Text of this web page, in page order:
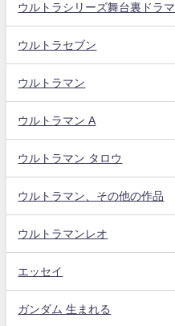
ウルトラシリーズ舞台裏ドラマ
ウルトラセブン
ウルトラマン
ウルトラマン A
ウルトラマン タロウ
ウルトラマン、その他の作品
ウルトラマンレオ
エッセイ
ガンダム 生まれる